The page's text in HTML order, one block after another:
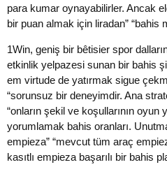
para kumar oynayabilirler. Ancak
bir puan almak için liradan” “bahis
1Win, geniş bir bêtisier spor
etkinlik yelpazesi sunan bir bahis
em virtude de yatırmak sigue
“sorunsuz bir deneyimdir. Ana
“onların şekil ve koşullarının
yorumlamak bahis oranları.
empieza” “mevcut tüm araç
kasıtlı empieza başarılı bir bahis